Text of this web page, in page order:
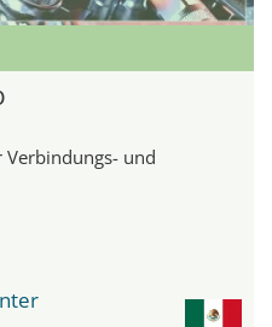
Verbindungs- und